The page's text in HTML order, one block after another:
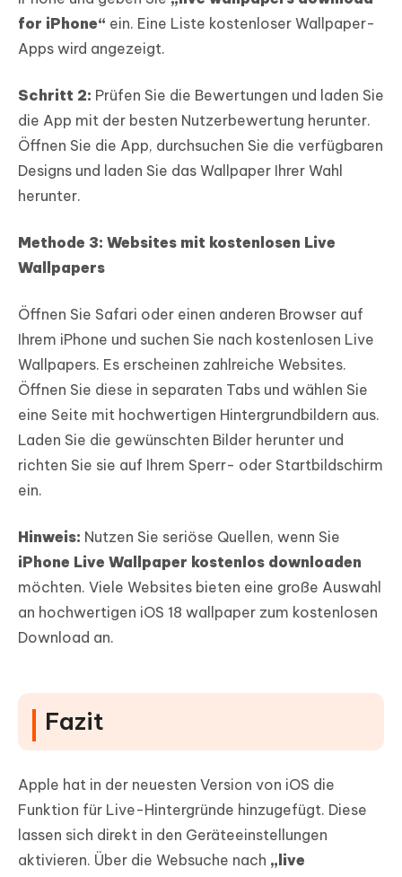
for iPhone“ ein. Eine Liste kostenloser Wallpaper-
Apps wird angezeigt.
Schritt 2: Prüfen Sie die Bewertungen und laden Sie
die App mit der besten Nutzerbewertung herunter.
Öffnen Sie die App, durchsuchen Sie die verfügbaren
Designs und laden Sie das Wallpaper Ihrer Wahl
herunter.
Methode 3: Websites mit kostenlosen Live
Wallpapers
Öffnen Sie Safari oder einen anderen Browser auf
Ihrem iPhone und suchen Sie nach kostenlosen Live
Wallpapers. Es erscheinen zahlreiche Websites.
Öffnen Sie diese in separaten Tabs und wählen Sie
eine Seite mit hochwertigen Hintergrundbildern aus.
Laden Sie die gewünschten Bilder herunter und
richten Sie sie auf Ihrem Sperr- oder Startbildschirm
ein.
Hinweis: Nutzen Sie seriöse Quellen, wenn Sie
iPhone Live Wallpaper kostenlos downloaden
möchten. Viele Websites bieten eine große Auswahl
an hochwertigen iOS 18 wallpaper zum kostenlosen
Download an.
Fazit
Apple hat in der neuesten Version von iOS die
Funktion für Live-Hintergründe hinzugefügt. Diese
lassen sich direkt in den Geräteeinstellungen
aktivieren. Über die Websuche nach „live